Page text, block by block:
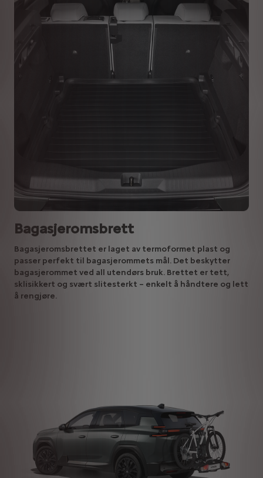
Bagasjeromsbrett
Bagasjeromsbrettet er laget av termoformet plast og
passer perfekt til bagasjerommets mål. Det beskytter
bagasjerommet ved all utendørs bruk. Brettet er tett,
sklisikkert og svært slitesterkt – enkelt å håndtere og lett
å rengjøre.